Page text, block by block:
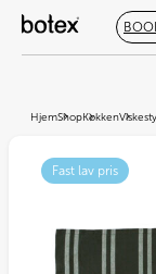
HjemShopKøkken
Fast lav pris